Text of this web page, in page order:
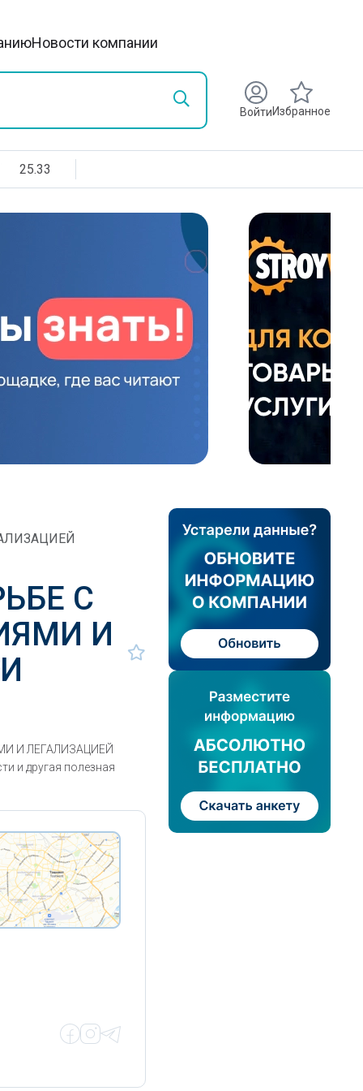
Новости компании
ВойтиИзбранное
25.33
С
И
И ЛЕГАЛИЗАЦИЕЙ
и другая полезная